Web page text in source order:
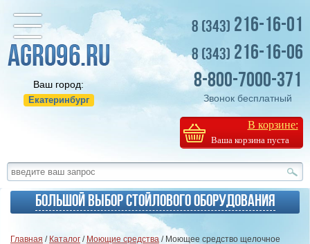
Ваш город:
Екатеринбург
8 (343) 216-16-01
8 (343) 216-16-06
8-800-7000-371
Звонок бесплатный
В корзине:
Ваша корзина пуста
Большой выбор стойлового оборудования
Главная / Каталог / Моющие средства / Моющее средство щелочное